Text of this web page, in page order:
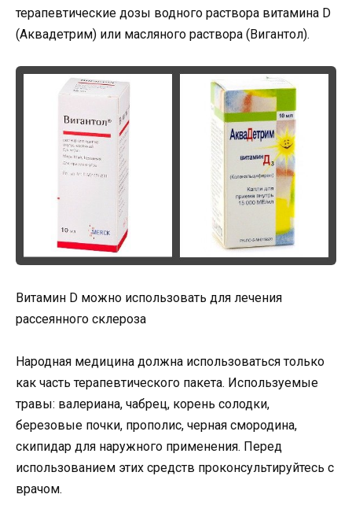
терапевтические дозы водного раствора витамина D
(Аквадетрим) или масляного раствора (Вигантол).
Витамин D можно использовать для лечения
рассеянного склероза
Народная медицина должна использоваться только
как часть терапевтического пакета. Используемые
травы: валериана, чабрец, корень солодки,
березовые почки, прополис, черная смородина,
скипидар для наружного применения. Перед
использованием этих средств проконсультируйтесь с
врачом.